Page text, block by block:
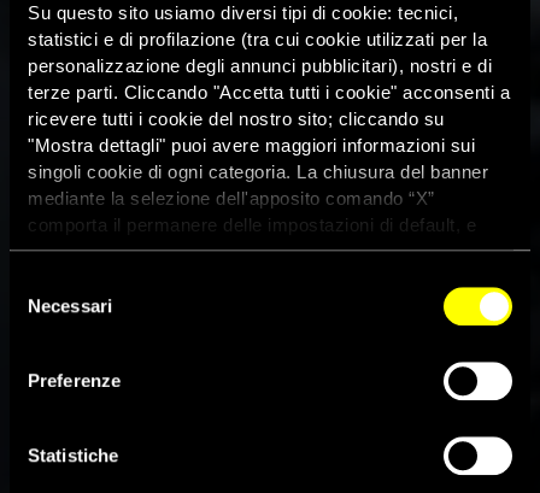
Su questo sito usiamo diversi tipi di cookie: tecnici,
statistici e di profilazione (tra cui cookie utilizzati per la
personalizzazione degli annunci pubblicitari), nostri e di
terze parti. Cliccando "Accetta tutti i cookie" acconsenti a
ricevere tutti i cookie del nostro sito; cliccando su
"Mostra dettagli" puoi avere maggiori informazioni sui
singoli cookie di ogni categoria. La chiusura del banner
mediante la selezione dell'apposito comando “X”
comporta il permanere delle impostazioni di default, e
dunque la continuazione della navigazione con i cookie
dei cookie attivi sul sito clicca
delNecessari
Preferenze
Statistiche
Gaza, ‘Venerdí nero’: indica
crimini di guerra israeliani a
Rafah